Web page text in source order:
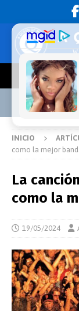
INICIO
como la mejor
La
como la
19/05/2024